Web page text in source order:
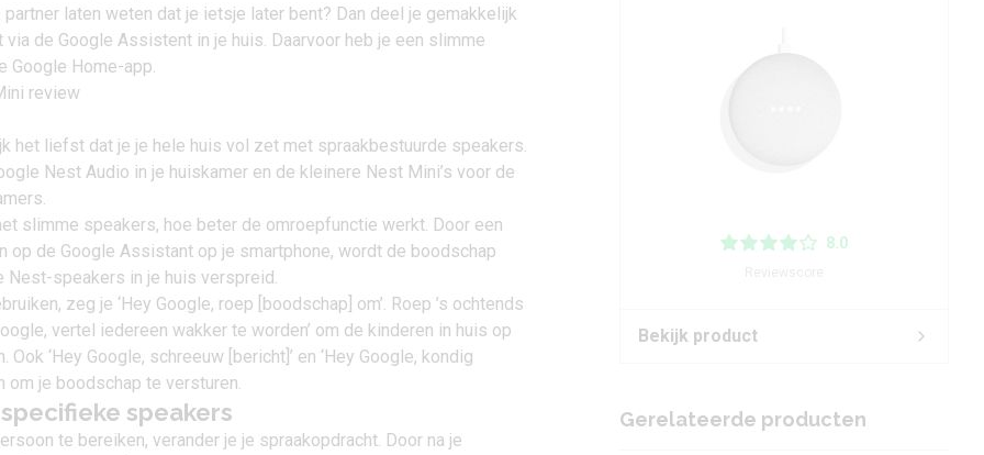
laten weten dat je ietsje later bent? Dan deel je gemakkelijk
via de Google Assistent in je huis. Daarvoor heb je een slimme
Google Home-app.
het liefst dat je je hele huis vol zet met spraakbestuurde speakers.
Nest Audio in je huiskamer en de kleinere Nest Mini’s voor de
slimme speakers, hoe beter de omroepfunctie werkt. Door een
op de Google Assistant op je smartphone, wordt de boodschap
Nest-speakers in je huis verspreid.
zeg je ‘Hey Google, roep [boodschap] om’. Roep ’s ochtends
vertel iedereen wakker te worden’ om de kinderen in huis op
‘Hey Google, schreeuw [bericht]’ en ‘Hey Google, kondig
om je boodschap te versturen.
speakers
te bereiken, verander je je spraakopdracht. Door na je
8.0
Bekijk product
Gerelateerde producten